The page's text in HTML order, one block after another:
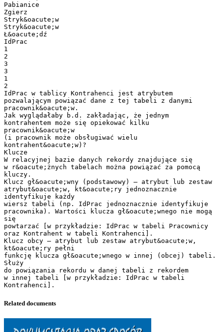
Pabianice
Zgierz
Stryk&oacute;w
Stryk&oacute;w
Ł&oacute;dź
IdPrac
1
2
3
3
1
2
IdPrac w tablicy Kontrahenci jest atrybutem
pozwalającym powiązać dane z tej tabeli z danymi
pracownik&oacute;w.
Jak wyglądałaby b.d. zakładając, że jednym
kontrahentem może się opiekować kilku
pracownik&oacute;w
(i pracownik może obsługiwać wielu
kontrahent&oacute;w)?
Klucze
W relacyjnej bazie danych rekordy znajdujące się
w r&oacute;żnych tabelach można powiązać za pomocą
kluczy.
Klucz gł&oacute;wny (podstawowy) – atrybut lub zestaw
atrybut&oacute;w, kt&oacute;ry jednoznacznie
identyfikuje każdy
wiersz tabeli (np. IdPrac jednoznacznie identyfikuje
pracownika). Wartości klucza gł&oacute;wnego nie mogą
się
powtarzać [w przykładzie: IdPrac w tabeli Pracownicy
oraz Kontrahent w tabeli Kontrahenci].
Klucz obcy – atrybut lub zestaw atrybut&oacute;w,
kt&oacute;ry pełni
funkcję klucza gł&oacute;wnego w innej (obcej) tabeli.
Służy
do powiązania rekordu w danej tabeli z rekordem
w innej tabeli [w przykładzie: IdPrac w tabeli
Related documents